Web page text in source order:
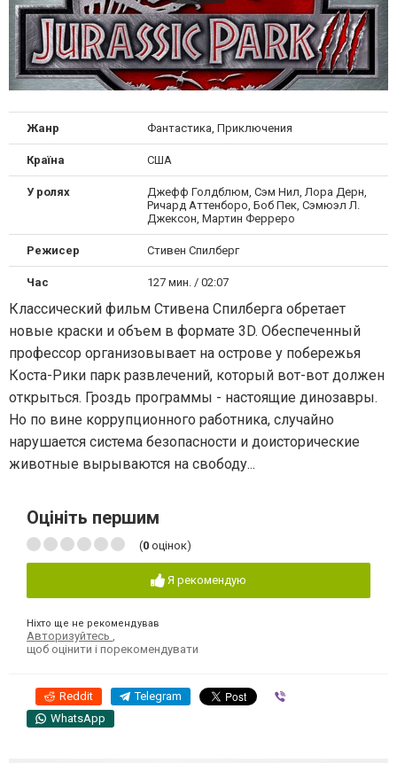
Жанр Фантастика, Приключения
Країна США
У ролях
Джефф Голдблюм, Сэм Нил, Лора Дерн,
Ричард Аттенборо, Боб Пек, Сэмюэл Л.
Джексон, Мартин Ферреро
Режисер Стивен Спилберг
Час 127 мин. / 02:07
Классический фильм Стивена Спилберга обретает
новые краски и объем в формате 3D. Обеспеченный
профессор организовывает на острове у побережья
Коста-Рики парк развлечений, который вот-вот должен
открыться. Гроздь программы - настоящие динозавры.
Но по вине коррупционного работника, случайно
нарушается система безопасности и доисторические
животные вырываются на свободу...
Оцініть першим
(0 оцінок)
Я рекомендую
Ніхто ще не рекомендував
Авторизуйтесь ,
щоб оцінити і порекомендувати
Reddit Telegram
WhatsApp